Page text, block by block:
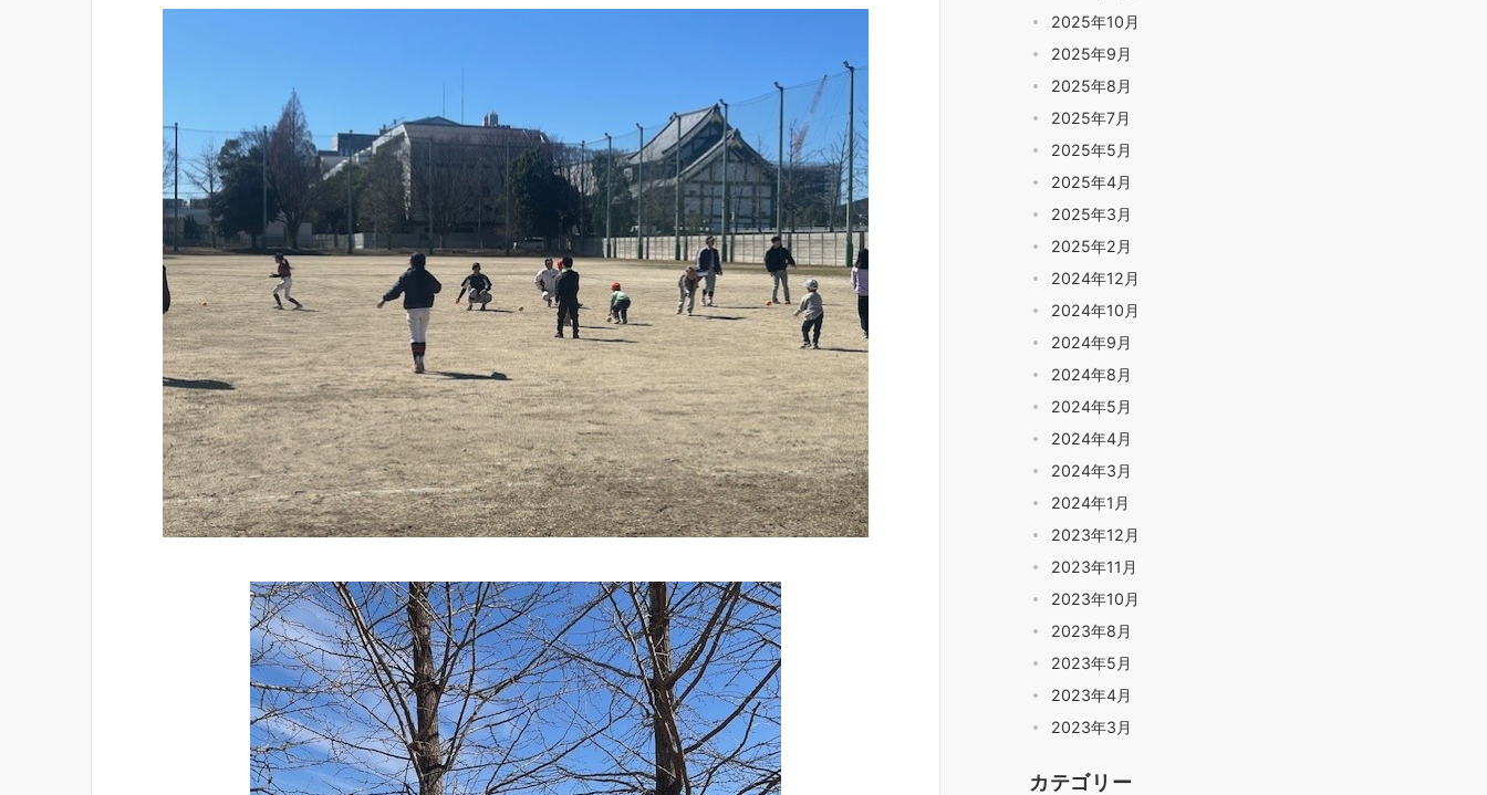
2025年10月
2025年9月
2025年8月
2025年7月
2025年5月
2025年4月
2025年3月
2025年2月
2024年12月
2024年10月
2024年9月
2024年8月
2024年5月
2024年4月
2024年3月
2024年1月
2023年12月
2023年11月
2023年10月
2023年8月
2023年5月
2023年4月
2023年3月
カテゴリー